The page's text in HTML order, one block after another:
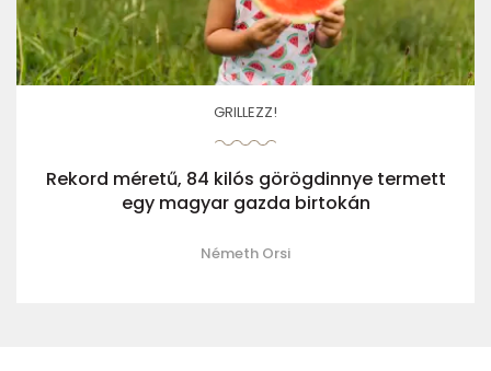
GRILLEZZ!
Rekord méretű, 84 kilós görögdinnye termett
egy magyar gazda birtokán
Németh Orsi